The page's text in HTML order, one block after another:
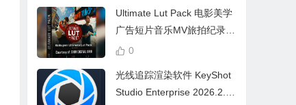
Ultimate Lut Pack 电影美学
广告短片音乐MV旅拍纪录片
视频调色预设
0
光线追踪渲染软件 KeyShot
Studio Enterprise 2026.2.1